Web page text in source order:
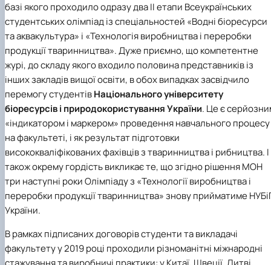
базі якого проходило одразу два ІІ етапи Всеукраїнських
студентських олімпіад ізспеціальностей «Водні біоресурси
та аквакультура» і «Технологія виробництва і переробки
продукції тваринництва». Дуже приємно, що компетентне
журі, до складу якого входило половина представників із
інших закладів вищої освіти, в обох випадках засвідчило
перемогу студентівНаціонального університету
біоресурсів і природокористування України. Це є
«індикатором і маркером» проведення навчального процесу
на факультеті, і як результат підготовки
висококваліфікованих фахівців з тваринництва і рибництва. І
також окрему гордість викликає те, що згідно рішення МОН
три наступні роки Олімпіаду з «Технології виробництва і
переробки продукції тваринництва» знову прийматиме
України.
В рамках підписаних договорів студенти та викладачі
факультету у 2019 році проходили різноманітні міжнародні